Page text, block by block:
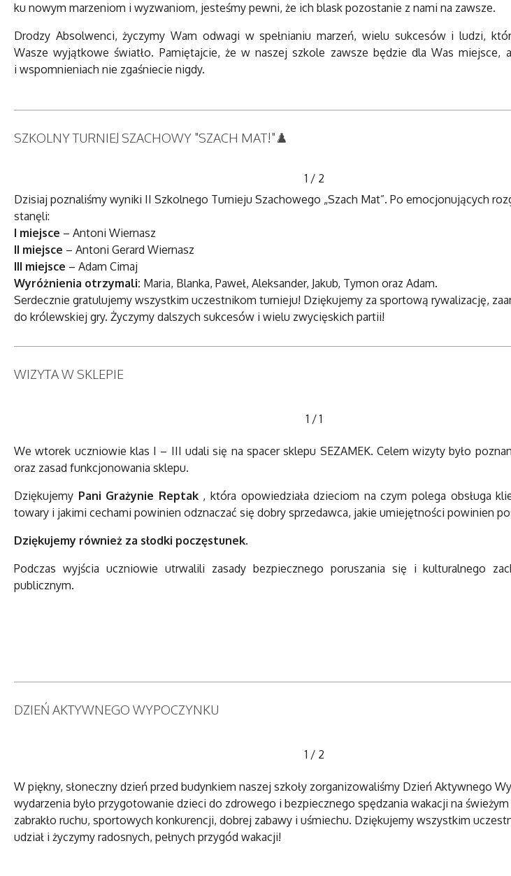
ku nowym marzeniom i wyzwaniom, jesteśmy pewni, że ich blask pozostanie z nami na zawsze.
Drodzy Absolwenci, życzymy Wam odwagi w spełnianiu marzeń, wielu sukcesów i ludzi,
Wasze wyjątkowe światło. Pamiętajcie, że w naszej szkole zawsze będzie dla Was miejsce,
i wspomnieniach nie zgaśniecie nigdy.
SZKOLNY TURNIEJ SZACHOWY "SZACH MAT!"♟️
1 / 2
Dzisiaj poznaliśmy wyniki II Szkolnego Turnieju Szachowego „Szach Mat”. Po emocjonujących
stanęli:
I miejsce – Antoni Wiernasz
II miejsce – Antoni Gerard Wiernasz
III miejsce – Adam Cimaj
Wyróżnienia otrzymali: Maria, Blanka, Paweł, Aleksander, Jakub, Tymon oraz Adam.
Serdecznie gratulujemy wszystkim uczestnikom turnieju! Dziękujemy za sportową rywalizację,
do królewskiej gry. Życzymy dalszych sukcesów i wielu zwycięskich partii!
WIZYTA W SKLEPIE
1 /1
We wtorek uczniowie klas I – III udali się na spacer sklepu SEZAMEK. Celem wizyty było
oraz zasad funkcjonowania sklepu.
Dziękujemy Pani Grażynie Reptak, która opowiedziała dzieciom na czym polega obsługa
towary i jakimi cechami powinien odznaczać się dobry sprzedawca, jakie umiejętności powinien
Dziękujemy również za słodki poczęstunek.
Podczas wyjścia uczniowie utrwalili zasady bezpiecznego poruszania się i kulturalnego
publicznym.
DZIEŃ AKTYWNEGO WYPOCZYNKU
1 / 2
W piękny, słoneczny dzień przed budynkiem naszej szkoły zorganizowaliśmy Dzień Aktywnego
wydarzenia było przygotowanie dzieci do zdrowego i bezpiecznego spędzania wakacji na
zabrakło ruchu, sportowych konkurencji, dobrej zabawy i uśmiechu. Dziękujemy wszystkim
udział i życzymy radosnych, pełnych przygód wakacji!